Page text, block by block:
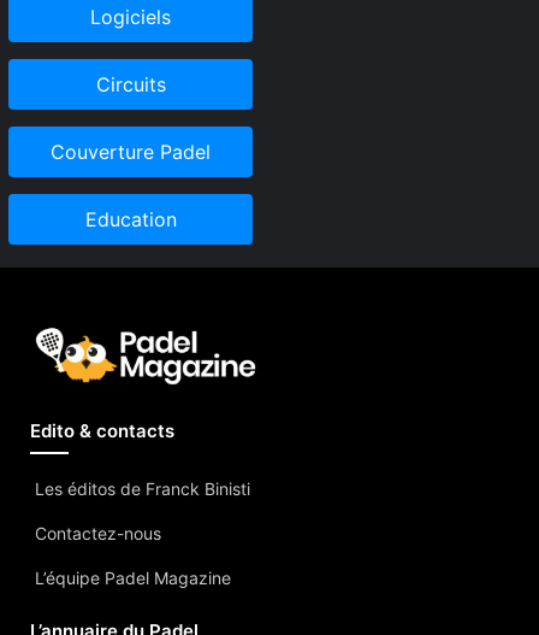
Logiciels
Circuits
Couverture Padel
Education
Edito & contacts
Les éditos de Franck Binisti
Contactez-nous
L’équipe Padel Magazine